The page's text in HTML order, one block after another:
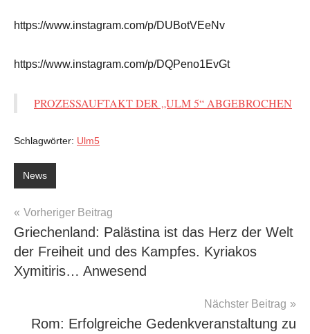
https://www.instagram.com/p/DUBotVEeNv
https://www.instagram.com/p/DQPeno1EvGt
PROZESSAUFTAKT DER „ULM 5“ ABGEBROCHEN
Schlagwörter: Ulm5
News
Beitragsnavigation
Vorheriger Beitrag
Griechenland: Palästina ist das Herz der Welt
der Freiheit und des Kampfes. Kyriakos
Xymitiris… Anwesend
Nächster Beitrag
Rom: Erfolgreiche Gedenkveranstaltung zu